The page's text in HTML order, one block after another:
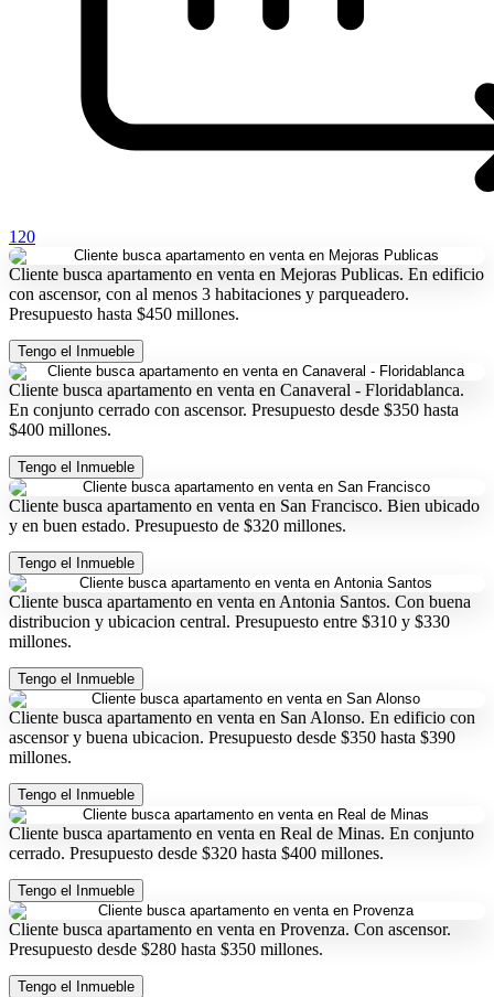
120
Cliente busca apartamento en venta en Mejoras Publicas. En edificio
con ascensor, con al menos 3 habitaciones y parqueadero.
Presupuesto hasta $450 millones.
Tengo el Inmueble
Cliente busca apartamento en venta en Canaveral - Floridablanca.
En conjunto cerrado con ascensor. Presupuesto desde $350 hasta
$400 millones.
Tengo el Inmueble
Cliente busca apartamento en venta en San Francisco. Bien ubicado
y en buen estado. Presupuesto de $320 millones.
Tengo el Inmueble
Cliente busca apartamento en venta en Antonia Santos. Con buena
distribucion y ubicacion central. Presupuesto entre $310 y $330
millones.
Tengo el Inmueble
Cliente busca apartamento en venta en San Alonso. En edificio con
ascensor y buena ubicacion. Presupuesto desde $350 hasta $390
millones.
Tengo el Inmueble
Cliente busca apartamento en venta en Real de Minas. En conjunto
cerrado. Presupuesto desde $320 hasta $400 millones.
Tengo el Inmueble
Cliente busca apartamento en venta en Provenza. Con ascensor.
Presupuesto desde $280 hasta $350 millones.
Tengo el Inmueble